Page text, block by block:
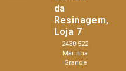
da
Resinagem,
Loja 7
2430-522
Marinha
Grande